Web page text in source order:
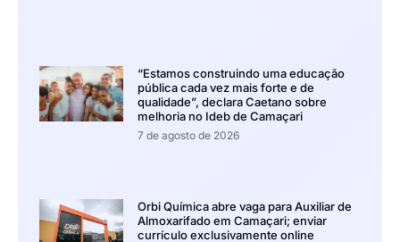
“Estamos construindo uma educação
pública cada vez mais forte e de
qualidade”, declara Caetano sobre
melhoria no Ideb de Camaçari
7 de agosto de 2026
Orbi Química abre vaga para Auxiliar de
Almoxarifado em Camaçari; enviar
currículo exclusivamente online